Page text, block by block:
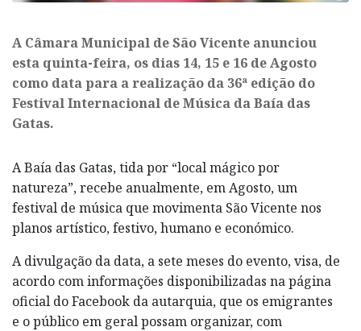
A Câmara Municipal de São Vicente anunciou
esta quinta-feira, os dias 14, 15 e 16 de Agosto
como data para a realização da 36ª edição do
Festival Internacional de Música da Baía das
Gatas.
A Baía das Gatas, tida por “local mágico por
natureza”, recebe anualmente, em Agosto, um
festival de música que movimenta São Vicente nos
planos artístico, festivo, humano e económico.
A divulgação da data, a sete meses do evento, visa, de
acordo com informações disponibilizadas na página
oficial do Facebook da autarquia, que os emigrantes
e o público em geral possam organizar, com